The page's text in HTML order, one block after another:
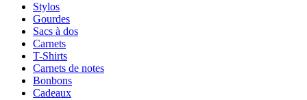
Stylos
Gourdes
Sacs à dos
Carnets
T-Shirts
Carnets de notes
Bonbons
Cadeaux